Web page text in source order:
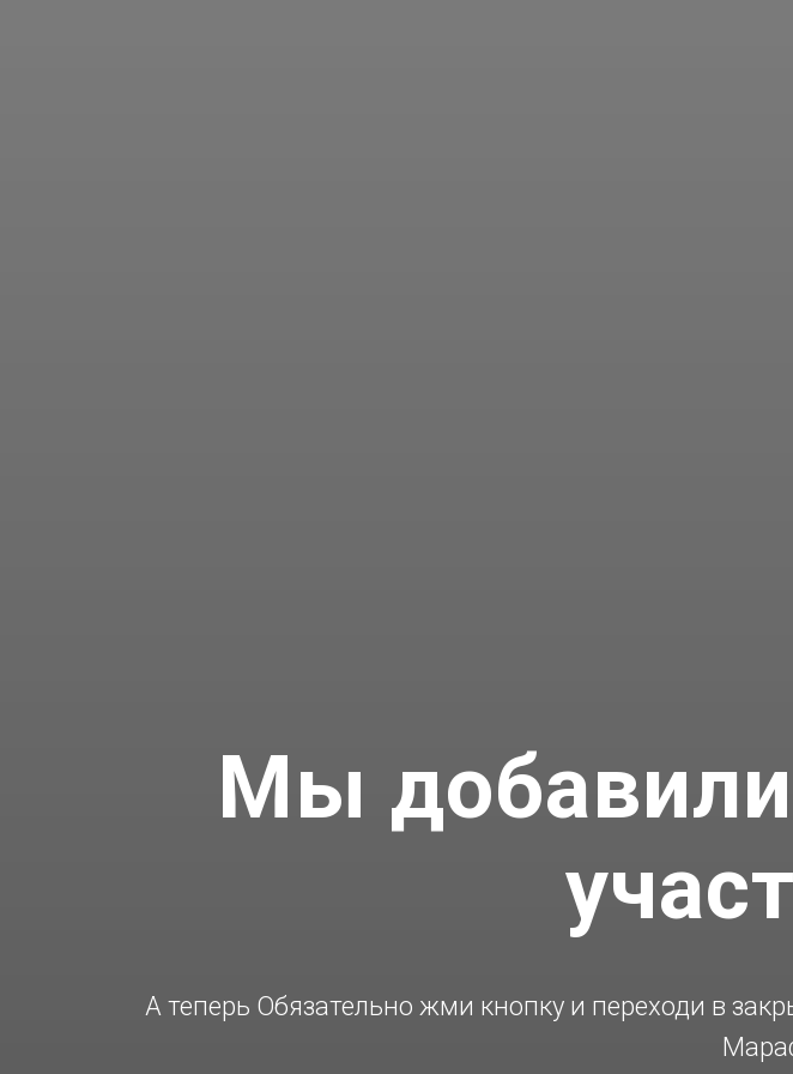
Мы добавили
А теперь Обязательно жми кнопку и переходи в